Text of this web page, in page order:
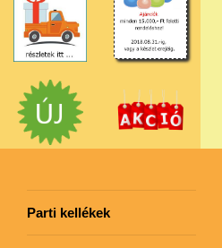
Parti kellékek